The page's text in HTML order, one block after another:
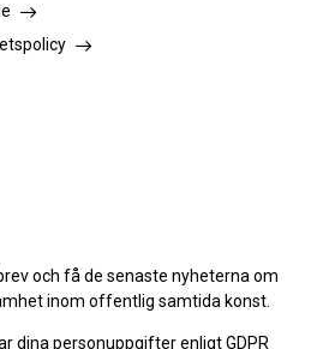
och få de senaste nyheterna om
inom offentlig samtida konst.
dina personuppgifter enligt GDPR